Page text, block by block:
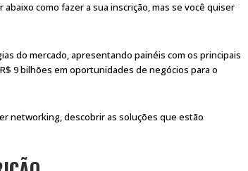
como fazer a sua inscrição, mas se você quiser
do mercado, apresentando painéis com os principais
9 bilhões em oportunidades de negócios para o
networking, descobrir as soluções que estão